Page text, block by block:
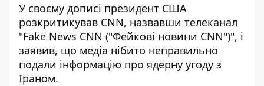
У своєму дописі президент США
розкритикував CNN, назвавши телеканал
"Fake News CNN ("Фейкові новини CNN")", і
заявив, що медіа нібито неправильно
подали інформацію про ядерну угоду з
Іраном.